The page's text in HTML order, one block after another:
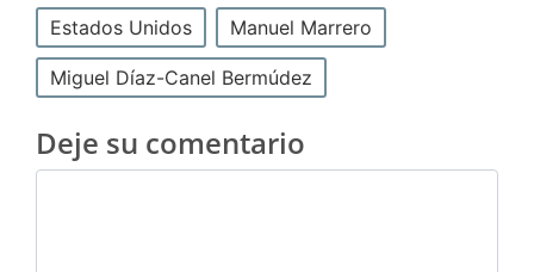
Estados Unidos Manuel Marrero
Miguel Díaz-Canel Bermúdez
Deje su comentario